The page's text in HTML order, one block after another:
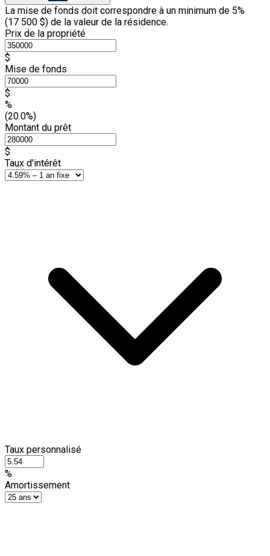
La mise de fonds doit correspondre à un minimum de 5%
(17 500 $) de la valeur de la résidence.
Prix de la propriété
$
Mise de fonds
$
%
(20.0%)
Montant du prêt
$
Taux d'intérêt
Taux personnalisé
%
Amortissement